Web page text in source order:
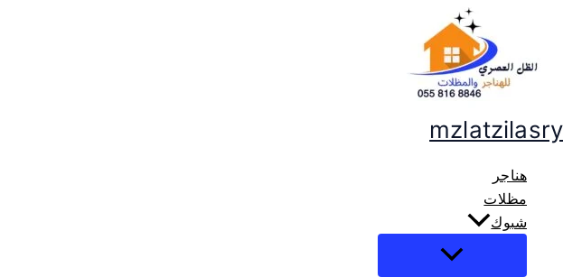
لmzlatzilasry
هناجر
مظلات
شبوك